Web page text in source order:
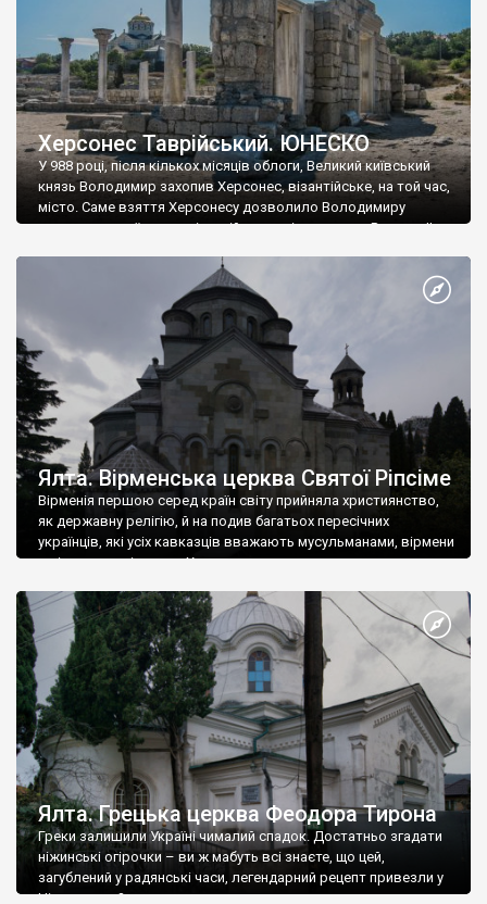
Херсонес Таврійський. ЮНЕСКО
У 988 році, після кількох місяців облоги, Великий київський
князь Володимир захопив Херсонес, візантійське, на той час,
місто. Саме взяття Херсонесу дозволило Володимиру
диктувати свої умови візантійському імператору Василю ІІ, та
Херсонесі Володимир-язичник, став Василем-християнином.
А потім було Хрещення Русі. На честь Херсонесу Таврійського
Ялта. Вірменська церква Святої Ріпсіме
Вірменія першою серед країн світу прийняла християнство,
як державну релігію, й на подив багатьох пересічних
українців, які усіх кавказців вважають мусульманами, вірмени
є відданими вірянами Христа
Ялта. Грецька церква Феодора Тирона
Греки залишили Україні чималий спадок. Достатньо згадати
ніжинські огірочки – ви ж мабуть всі знаєте, що цей,
загублений у радянські часи, легендарний рецепт привезли у
Ніжин греки?